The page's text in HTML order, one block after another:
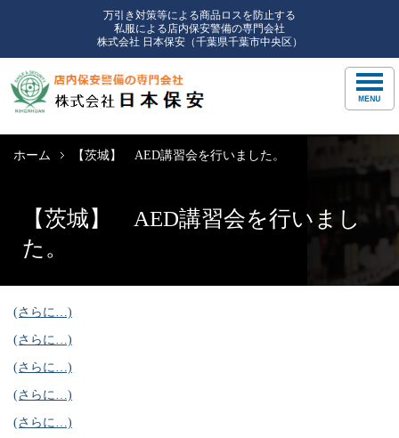
万引き対策等による商品ロスを防止する
私服による店内保安警備の専門会社
株式会社 日本保安（千葉県千葉市中央区）
ホーム 【茨城】 AED講習会を行いました。
【茨城】 AED講習会を行いまし
た。
(さらに…)
(さらに…)
(さらに…)
(さらに…)
(さらに…)